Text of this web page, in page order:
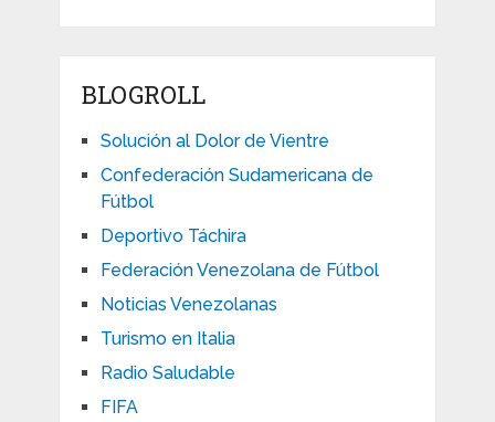
BLOGROLL
Solución al Dolor de Vientre
Confederación Sudamericana de
Fútbol
Deportivo Táchira
Federación Venezolana de Fútbol
Noticias Venezolanas
Turismo en Italia
Radio Saludable
FIFA